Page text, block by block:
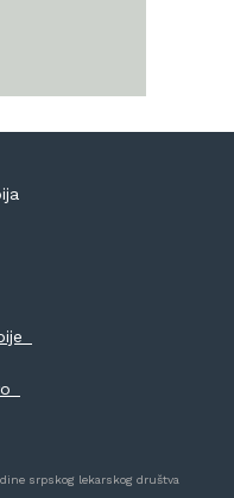
srpskog lekarskog društva